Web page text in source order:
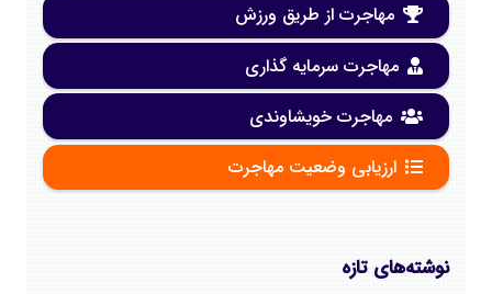
مهاجرت از طریق ورزش
مهاجرت سرمایه گذاری
مهاجرت خویشاوندی
ارزیابی وضعیت مهاجرت
نوشته‌های تازه